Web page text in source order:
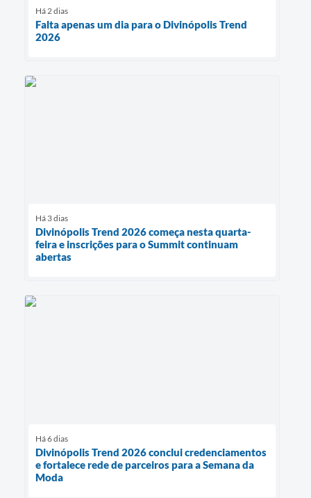
Há 2 dias
Falta apenas um dia para o Divinópolis Trend
2026
Há 3 dias
Divinópolis Trend 2026 começa nesta quarta-
feira e inscrições para o Summit continuam
abertas
Há 6 dias
Divinópolis Trend 2026 conclui credenciamentos
e fortalece rede de parceiros para a Semana da
Moda